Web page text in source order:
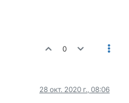
0
28 окт. 2020 г., 08:06